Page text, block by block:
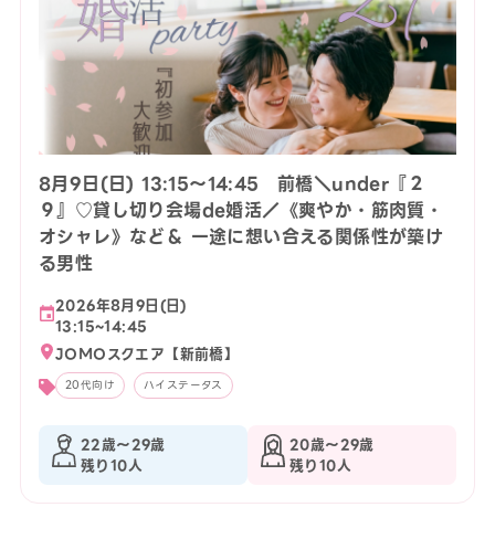
8月9日(日) 13:15〜14:45 前橋＼under『２
９』♡貸し切り会場de婚活／《爽やか・筋肉質・
オシャレ》など＆ 一途に想い合える関係性が築け
る男性
2026年8月9日(日)
13:15~14:45
JOMOスクエア【新前橋】
20代向け ハイステータス
22歳〜29歳
残り10人
20歳〜29歳
残り10人